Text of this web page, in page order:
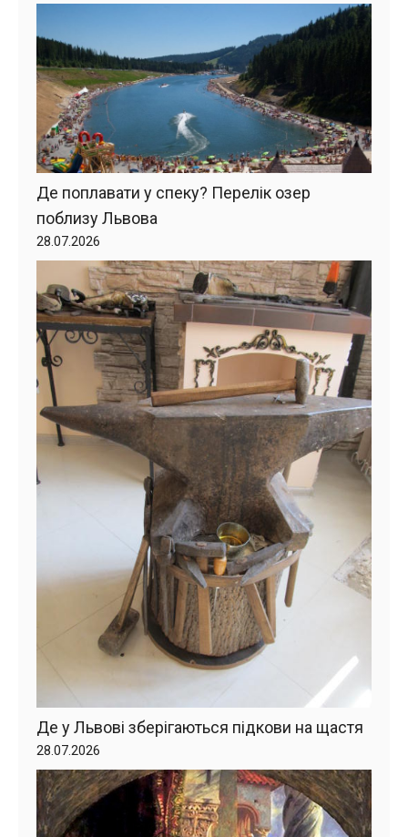
Де поплавати у спеку? Перелік озер
поблизу Львова
28.07.2026
Де у Львові зберігаються підкови на щастя
28.07.2026